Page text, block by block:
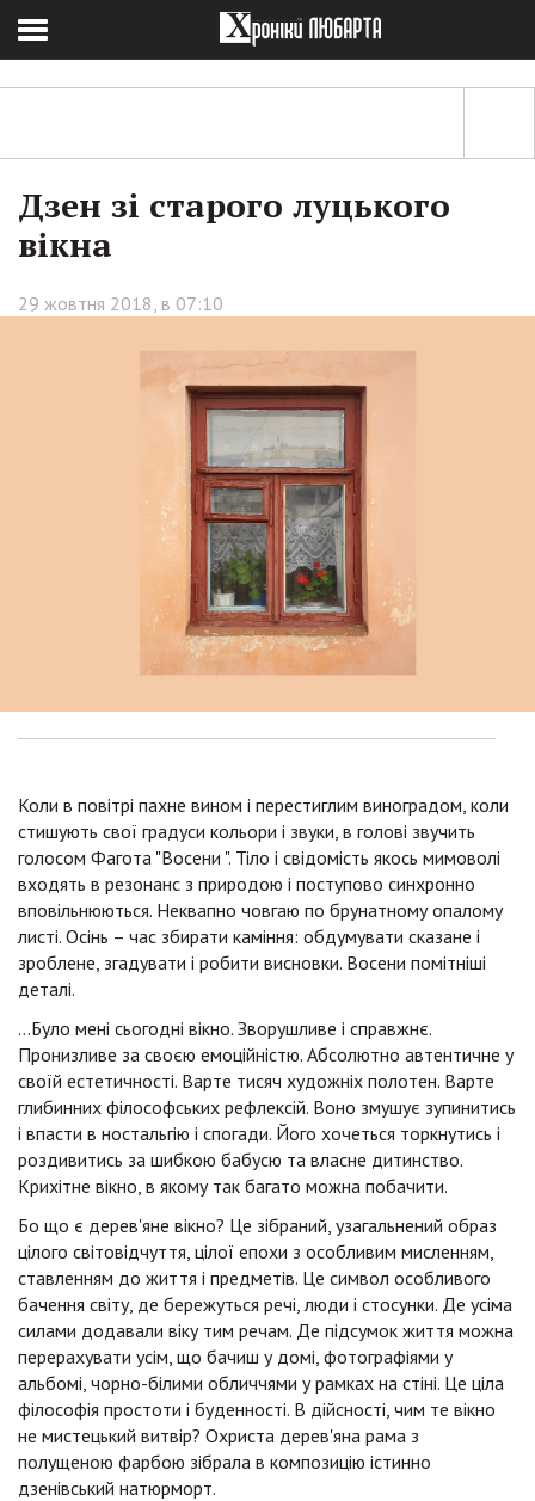
Дзен зі старого луцького
вікна
29 жовтня 2018, в 07:10
Коли в повітрі пахне вином і перестиглим виноградом, коли
стишують свої градуси кольори і звуки, в голові звучить
голосом Фагота "Восени ". Тіло і свідомість якось мимоволі
входять в резонанс з природою і поступово синхронно
вповільнюються. Неквапно човгаю по брунатному опалому
листі. Осінь – час збирати каміння: обдумувати сказане і
зроблене, згадувати і робити висновки. Восени помітніші
деталі.
…Було мені сьогодні вікно. Зворушливе і справжнє.
Пронизливе за своєю емоційністю. Абсолютно автентичне у
своїй естетичності. Варте тисяч художніх полотен. Варте
глибинних філософських рефлексій. Воно змушує зупинитись
і впасти в ностальгію і спогади. Його хочеться торкнутись і
роздивитись за шибкою бабусю та власне дитинство.
Крихітне вікно, в якому так багато можна побачити.
Бо що є дерев'яне вікно? Це зібраний, узагальнений образ
цілого світовідчуття, цілої епохи з особливим мисленням,
ставленням до життя і предметів. Це символ особливого
бачення світу, де бережуться речі, люди і стосунки. Де усіма
силами додавали віку тим речам. Де підсумок життя можна
перерахувати усім, що бачиш у домі, фотографіями у
альбомі, чорно-білими обличчями у рамках на стіні. Це ціла
філософія простоти і буденності. В дійсності, чим те вікно
не мистецький витвір? Охриста дерев'яна рама з
полущеною фарбою зібрала в композицію істинно
дзенівський натюрморт.